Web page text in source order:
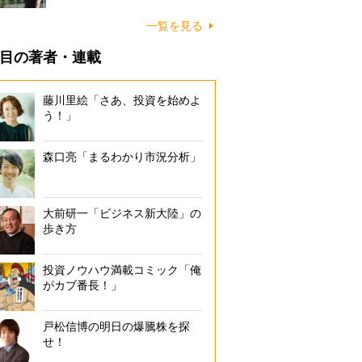
一覧を見る
の著者・連載
藤川里絵「さあ、投資を始めよ
う！」
森口亮「まるわかり市況分析」
大前研一「ビジネス新大陸」の
歩き方
投資ノウハウ満載コミック「俺
がカブ番長！」
戸松信博の明日の爆騰株を探
せ！